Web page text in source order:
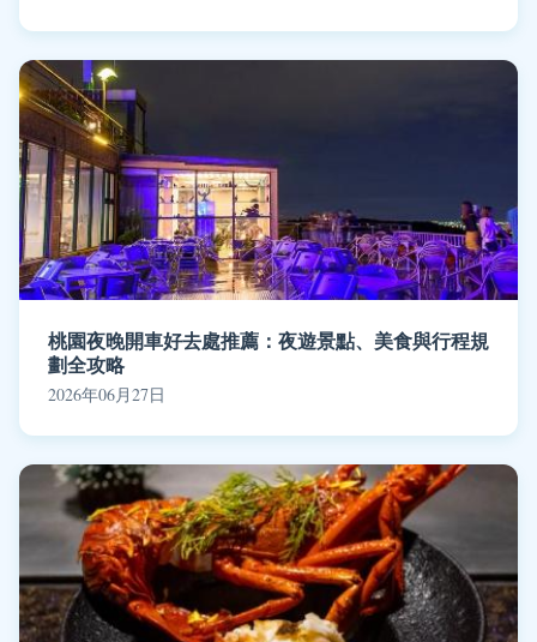
桃園夜晚開車好去處推薦：夜遊景點、美食與行程規
劃全攻略
2026年06月27日